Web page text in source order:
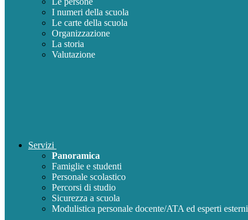
I numeri della scuola
Le carte della scuola
Organizzazione
La storia
Valutazione
Servizi
Panoramica
Famiglie e studenti
Personale scolastico
Percorsi di studio
Sicurezza a scuola
Modulistica personale docente/ATA ed esperti esterni